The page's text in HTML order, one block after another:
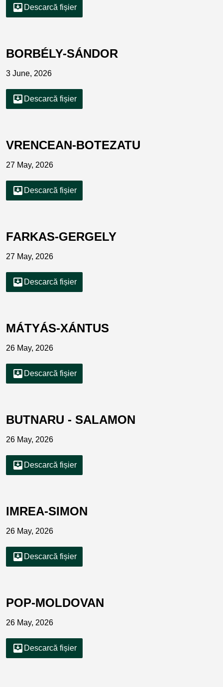
move_to_inbox Descarcă fișier
BORBÉLY-SÁNDOR
3 June, 2026
move_to_inbox Descarcă fișier
VRENCEAN-BOTEZATU
27 May, 2026
move_to_inbox Descarcă fișier
FARKAS-GERGELY
27 May, 2026
move_to_inbox Descarcă fișier
MÁTYÁS-XÁNTUS
26 May, 2026
move_to_inbox Descarcă fișier
BUTNARU - SALAMON
26 May, 2026
move_to_inbox Descarcă fișier
IMREA-SIMON
26 May, 2026
move_to_inbox Descarcă fișier
POP-MOLDOVAN
26 May, 2026
move_to_inbox Descarcă fișier